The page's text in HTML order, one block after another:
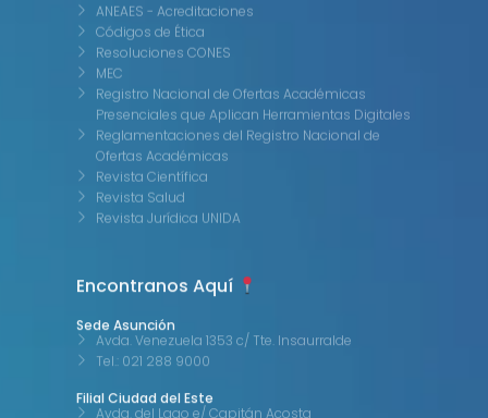
ANEAES - Acreditaciones
Códigos de Ética
Resoluciones CONES
MEC
Registro Nacional de Ofertas Académicas
Presenciales que Aplican Herramientas Digitales
Reglamentaciones del Registro Nacional de
Ofertas Académicas
Revista Científica
Revista Salud
Revista Jurídica UNIDA
Avda. Venezuela 1353 c/ Tte. Insaurralde
Tel.: 021 288 9000
Tel.: 061 504 351